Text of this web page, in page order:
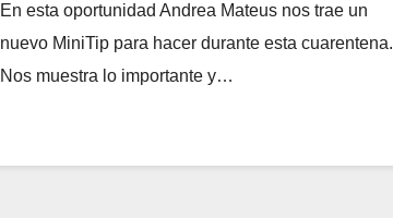
En esta oportunidad Andrea Mateus nos trae un
nuevo MiniTip para hacer durante esta cuarentena.
Nos muestra lo importante y…